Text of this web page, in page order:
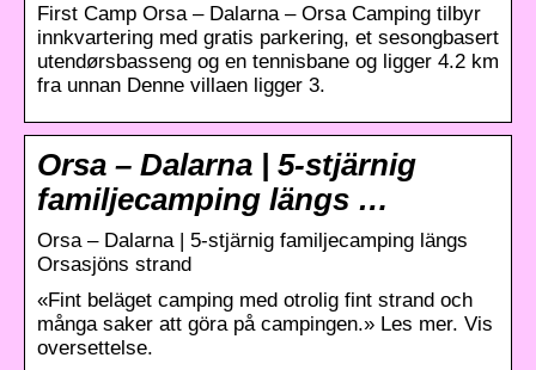
First Camp Orsa – Dalarna – Orsa Camping tilbyr
innkvartering med gratis parkering, et sesongbasert
utendørsbasseng og en tennisbane og ligger 4.2 km
fra unnan Denne villaen ligger 3.
Orsa – Dalarna | 5-stjärnig
familjecamping längs …
Orsa – Dalarna | 5-stjärnig familjecamping längs
Orsasjöns strand
«Fint beläget camping med otrolig fint strand och
många saker att göra på campingen.» Les mer. Vis
oversettelse.